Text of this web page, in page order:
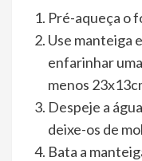
Pré-aqueça o
Use manteiga
enfarinhar
menos
Despeje a
deixe-os de
Bata a